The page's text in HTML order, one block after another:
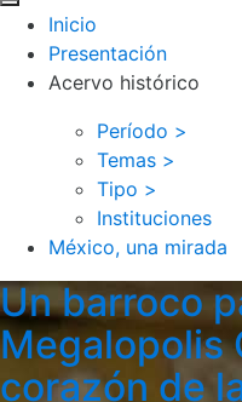
Inicio
Presentación
Acervo histórico
Período >
Temas >
Tipo >
Instituciones
México, una mirada
Un barroco
Megalopolis
corazón de